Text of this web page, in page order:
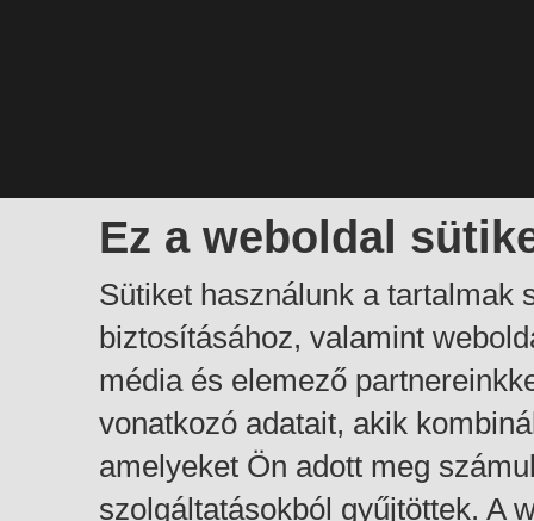
Ez a weboldal
Sütiket használunk a tartalmak
biztosításához, valamint
média és elemező
vonatkozó adatait, akik
amelyeket Ön adott meg
szolgáltatásokból gyűjtöttek. A